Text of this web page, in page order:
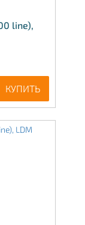
line),
КУПИТЬ